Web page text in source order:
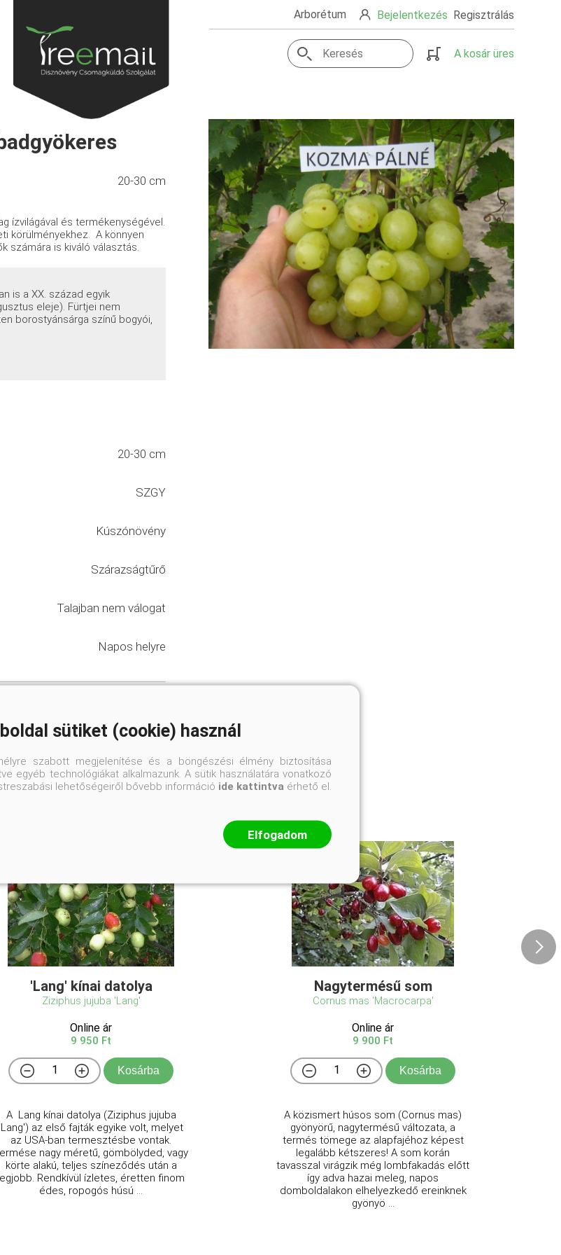
Arborétum Bejelentkezés Regisztrálás
A kosár üres
20-30 cm
ízvilágával és termékenységével.
körülményekhez. A könnyen
számára is kiváló választás.
is a XX. század egyik
eleje). Fürtjei nem
borostyánsárga színű bogyói,
20-30 cm
SZGY
Kúszónövény
Szárazságtűrő
Talajban nem válogat
Napos helyre
'Lang' kínai datolya
Ziziphus jujuba 'Lang'
Online ár
9 950 Ft
Kosárba
A Lang kínai datolya (Ziziphus jujuba
'Lang') az első fajták egyike volt, melyet
az USA-ban termesztésbe vontak.
nagy méretű, gömbölyded, vagy
körte alakú, teljes színeződés után a
Rendkívül ízletes, éretten finom
édes, ropogós húsú ...
Nagytermésű som
Cornus mas 'Macrocarpa'
Online ár
9 900 Ft
Kosárba
A közismert húsos som (Cornus mas)
gyönyörű, nagytermésű változata, a
termés tömege az alapfajéhoz képest
legalább kétszeres! A som korán
tavasszal virágzik még lombfakadás előtt
így adva hazai meleg, napos
domboldalakon elhelyezkedő ereinknek
gyönyö ...
sütiket (cookie) használ
szabott megjelenítése és a böngészési élmény biztosítása
egyéb technológiákat alkalmazunk. A sütik használatára vonatkozó
lehetőségeiről bővebb információ ide kattintva érhető el.
Elfogadom